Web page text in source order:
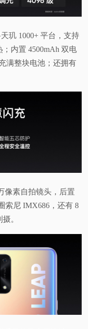
玑 1000+ 平台，支持
内置 4500mAh 双电
满整块电池；还拥有
像素自拍镜头，后置
索尼 IMX686，还有 8
。